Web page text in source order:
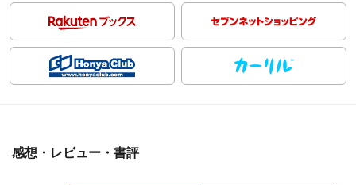
感想・レビュー・書評